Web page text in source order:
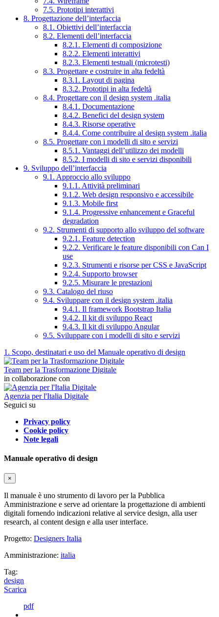
7.5. Prototipi interattivi
8. Progettazione dell’interfaccia
8.1. Obiettivi dell’interfaccia
8.2. Elementi dell’interfaccia
8.2.1. Elementi di composizione
8.2.2. Elementi interattivi
8.2.3. Elementi testuali (microtesti)
8.3. Progettare e costruire in alta fedeltà
8.3.1. Layout di pagina
8.3.2. Prototipi in alta fedeltà
8.4. Progettare con il design system .italia
8.4.1. Documentazione
8.4.2. Benefici del design system
8.4.3. Risorse operative
8.4.4. Come contribuire al design system .italia
8.5. Progettare con i modelli di sito e servizi
8.5.1. Vantaggi dell’utilizzo dei modelli
8.5.2. I modelli di sito e servizi disponibili
9. Sviluppo dell’interfaccia
9.1. Approccio allo sviluppo
9.1.1. Attività preliminari
9.1.2. Web design responsivo e accessibile
9.1.3. Mobile first
9.1.4. Progressive enhancement e Graceful
degradation
9.2. Strumenti di supporto allo sviluppo del software
9.2.1. Feature detection
9.2.2. Verificare le feature disponibili con Can I
use
9.2.3. Strumenti e risorse per CSS e JavaScript
9.2.4. Supporto browser
9.2.5. Misurare le prestazioni
9.3. Catalogo del riuso
9.4. Sviluppare con il design system .italia
9.4.1. Il framework Bootstrap Italia
9.4.2. Il kit di sviluppo React
9.4.3. Il kit di sviluppo Angular
9.5. Sviluppare con i modelli di sito e servizi
1. Scopo, destinatari e uso del Manuale operativo di design
Team per la Trasformazione Digitale
in collaborazione con
Agenzia per l'Italia Digitale
Seguici su
Privacy policy
Cookie policy
Note legali
Manuale operativo di design
×
Il manuale è uno strumento di lavoro per la Pubblica
Amministrazione e serve ad orientare la progettazione di ambienti
digitali fornendo indicazioni relative al service design, alla user
research, al content design e alla user interface.
Progetto: Designers Italia
Amministrazione: italia
Tag:
design
Scarica
pdf